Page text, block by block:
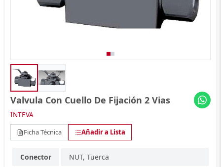
Valvula Con Cuello De Fijación 2 Vias
INTEVA
Ficha Técnica Añadir a Lista
Conector NUT, Tuerca